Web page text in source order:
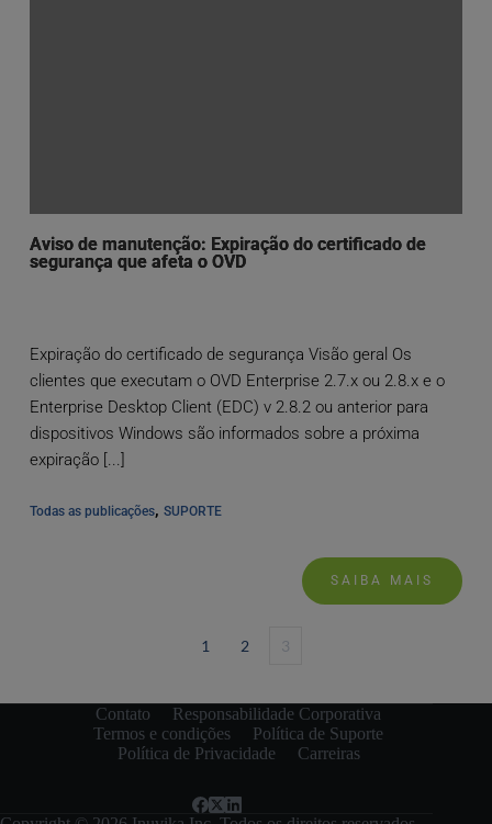
Aviso de manutenção: Expiração do certificado de
segurança que afeta o OVD
Expiração do certificado de segurança Visão geral Os
clientes que executam o OVD Enterprise 2.7.x ou 2.8.x e o
Enterprise Desktop Client (EDC) v 2.8.2 ou anterior para
dispositivos Windows são informados sobre a próxima
expiração [...]
Todas as publicações, SUPORTE
SAIBA MAIS
1 2 3
Contato
Responsabilidade Corporativa
Termos e condições
Política de Suporte
Política de Privacidade
Carreiras